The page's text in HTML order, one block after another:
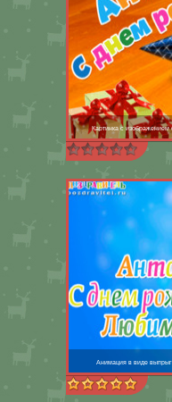
Картинка с изображением
Анимация в виде